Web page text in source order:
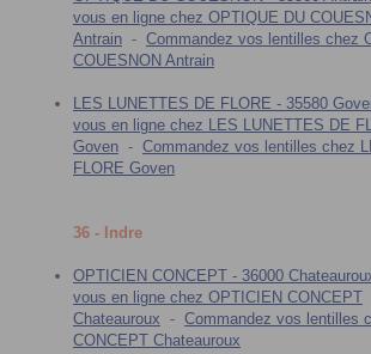
vous en ligne chez OPTIQUE DU
Antrain - Commandez vos lentilles chez
COUESNON Antrain
LES LUNETTES DE FLORE - 35580
vous en ligne chez LES LUNETTES DE
Goven - Commandez vos lentilles chez
FLORE Goven
36 - Indre
OPTICIEN CONCEPT - 36000
vous en ligne chez OPTICIEN CONCEPT
Chateauroux - Commandez vos lentilles
CONCEPT Chateauroux